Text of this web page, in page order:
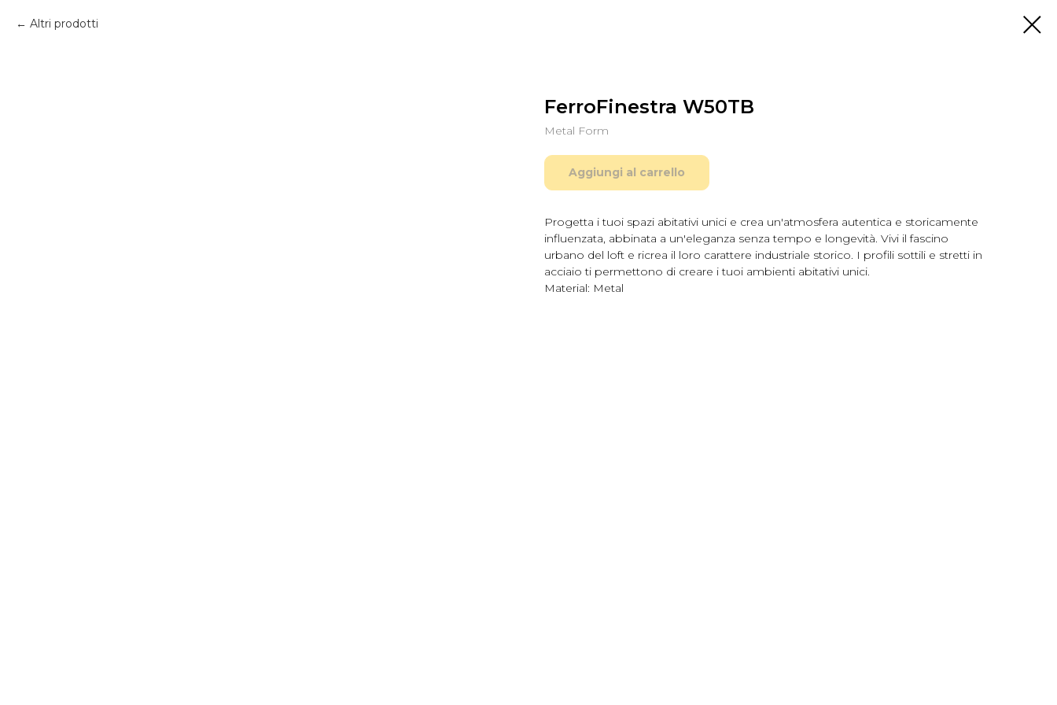
Altri prodotti
FerroFinestra W50TB
Metal Form
Aggiungi al carrello
Progetta i tuoi spazi abitativi unici e crea un'atmosfera autentica e storicamente
influenzata, abbinata a un'eleganza senza tempo e longevità. Vivi il fascino
urbano del loft e ricrea il loro carattere industriale storico. I profili sottili e stretti in
acciaio ti permettono di creare i tuoi ambienti abitativi unici.
Material: Metal